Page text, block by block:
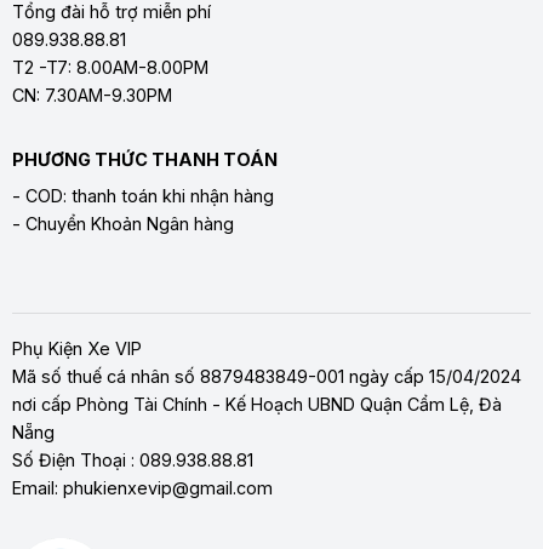
Tổng đài hỗ trợ miễn phí
089.938.88.81
T2 -T7: 8.00AM-8.00PM
CN: 7.30AM-9.30PM
PHƯƠNG THỨC THANH TOÁN
- COD: thanh toán khi nhận hàng
- Chuyển Khoản Ngân hàng
Phụ Kiện Xe VIP
Mã số thuế cá nhân số 8879483849-001 ngày cấp 15/04/2024
nơi cấp Phòng Tài Chính - Kế Hoạch UBND Quận Cẩm Lệ, Đà
Nẵng
Số Điện Thoại : 089.938.88.81
Email: phukienxevip@gmail.com